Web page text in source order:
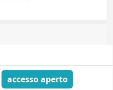
accesso aperto